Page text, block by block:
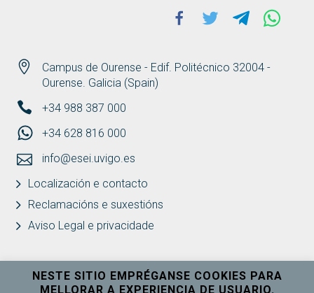
Campus de Ourense - Edif. Politécnico 32004 -
Ourense. Galicia (Spain)
+34 988 387 000
+34 628 816 000
info@esei.uvigo.es
Localización e contacto
Reclamacións e suxestións
Aviso Legal e privacidade
Facebook
Twitter Telegram
NESTE SITIO EMPRÉGANSE COOKIES PARA
MELLORAR A EXPERIENCIA DE USUARIO.